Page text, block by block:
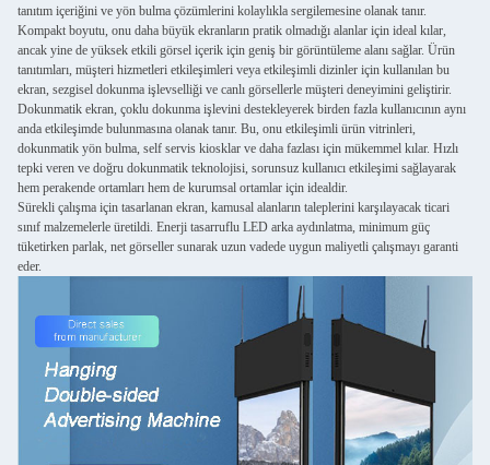
tanıtım içeriğini ve yön bulma çözümlerini kolaylıkla sergilemesine olanak tanır.
Kompakt boyutu, onu daha büyük ekranların pratik olmadığı alanlar için ideal kılar,
ancak yine de yüksek etkili görsel içerik için geniş bir görüntüleme alanı sağlar. Ürün
tanıtımları, müşteri hizmetleri etkileşimleri veya etkileşimli dizinler için kullanılan bu
ekran, sezgisel dokunma işlevselliği ve canlı görsellerle müşteri deneyimini geliştirir.
Dokunmatik ekran, çoklu dokunma işlevini destekleyerek birden fazla kullanıcının aynı
anda etkileşimde bulunmasına olanak tanır. Bu, onu etkileşimli ürün vitrinleri,
dokunmatik yön bulma, self servis kiosklar ve daha fazlası için mükemmel kılar. Hızlı
tepki veren ve doğru dokunmatik teknolojisi, sorunsuz kullanıcı etkileşimi sağlayarak
hem perakende ortamları hem de kurumsal ortamlar için idealdir.
Sürekli çalışma için tasarlanan ekran, kamusal alanların taleplerini karşılayacak ticari
sınıf malzemelerle üretildi. Enerji tasarruflu LED arka aydınlatma, minimum güç
tüketirken parlak, net görseller sunarak uzun vadede uygun maliyetli çalışmayı garanti
eder.